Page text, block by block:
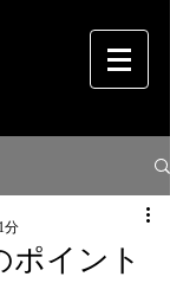
ポイント
分